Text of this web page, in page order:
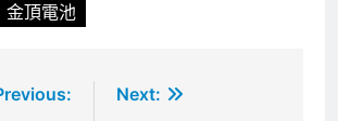
金頂電池
Next: